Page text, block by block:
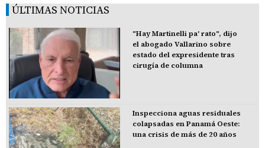
ÚLTIMAS NOTICIAS
"Hay Martinelli pa' rato", dijo
el abogado Vallarino sobre
estado del expresidente tras
cirugía de columna
Inspecciona aguas residuales
colapsadas en Panamá Oeste:
una crisis de más de 20 años